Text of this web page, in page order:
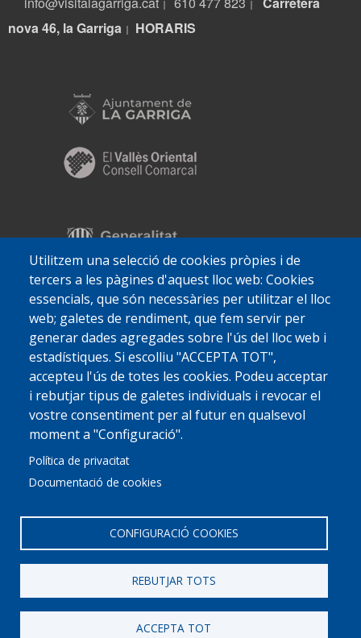
Utilitzem una selecció de cookies pròpies i de
tercers a les pàgines d'aquest lloc web: Cookies
essencials, que són necessàries per utilitzar el lloc
web; galetes de rendiment, que fem servir per
generar dades agregades sobre l'ús del lloc web i
estadístiques. Si escolliu "ACCEPTA TOT",
accepteu l'ús de totes les cookies. Podeu acceptar
i rebutjar tipus de galetes individuals i revocar el
vostre consentiment per al futur en qualsevol
moment a "Configuració".
Política de privacitat
Documentació de cookies
CONFIGURACIÓ COOKIES
REBUTJAR TOTS
ACCEPTA TOT
nova 46, la Garriga
HORARIS
© 2022 Ajuntament La GarrigaAvis legal
Protecció de dades
Política de CookiesImplementat perPerception